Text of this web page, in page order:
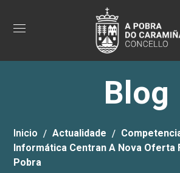
Blog
Inicio Actualidade
Informática Centran A Nova Oferta
Pobra